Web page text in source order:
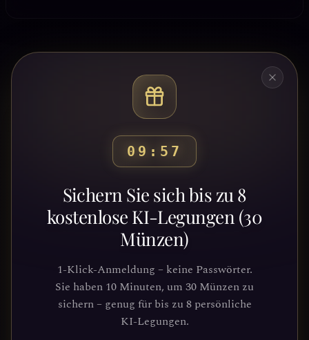
09:54
Sichern Sie sich bis zu 8
kostenlose KI-Legungen (30
Münzen)
1-Klick-Anmeldung – keine Passwörter.
Sie haben 10 Minuten, um 30 Münzen zu
sichern – genug für bis zu 8 persönliche
KI-Legungen.
Bereit, deinen Weg zu
entdecken?
Schließe dich Tausenden von
Suchenden an, die Klarheit und
Führung durch unsere Plattform
gefunden haben. Deine kosmische Reise
wartet.